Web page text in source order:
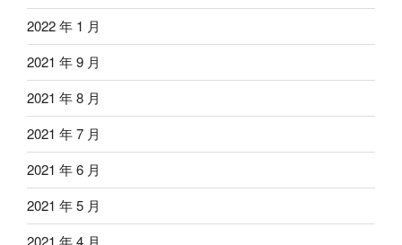
2022 年 1 月
2021 年 9 月
2021 年 8 月
2021 年 7 月
2021 年 6 月
2021 年 5 月
2021 年 4 月